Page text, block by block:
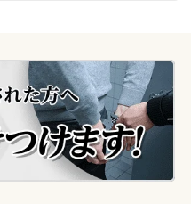
とによる影響を懸念し、
たいと当事務所に相談